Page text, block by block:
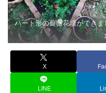
ハート形の薔薇花壇ができま
X
LINE